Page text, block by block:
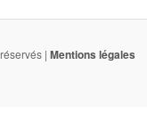
| Mentions légales